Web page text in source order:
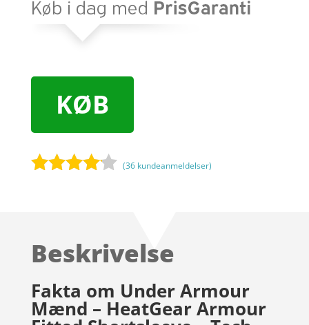
KØB
på
ømmels
er
(36 kundeanmeldelser)
Beskrivelse
Fakta om Under Armour
Mænd – HeatGear Armour